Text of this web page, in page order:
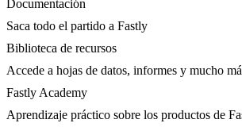
Documentación
Saca todo el partido a Fastly
Biblioteca de recursos
Accede a hojas de datos, informes y mucho
Fastly Academy
Aprendizaje práctico sobre los productos de